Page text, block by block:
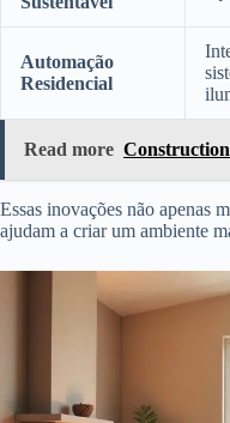
Automação
Residencial
Read more
Essas inovações não apenas
ajudam a criar um ambiente